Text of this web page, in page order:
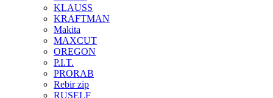
KLAUSS
KRAFTMAN
Makita
MAXCUT
OREGON
P.I.T.
PRORAB
Rebir zip
RUSELF